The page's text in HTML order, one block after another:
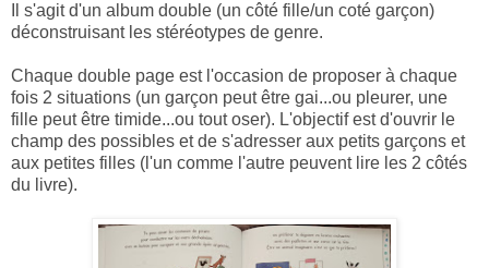
Il s'agit d'un album double (un côté fille/un coté garçon)
déconstruisant les stéréotypes de genre.
Chaque double page est l'occasion de proposer à chaque
fois 2 situations (un garçon peut être gai...ou pleurer, une
fille peut être timide...ou tout oser). L'objectif est d'ouvrir le
champ des possibles et de s'adresser aux petits garçons et
aux petites filles (l'un comme l'autre peuvent lire les 2 côtés
du livre).